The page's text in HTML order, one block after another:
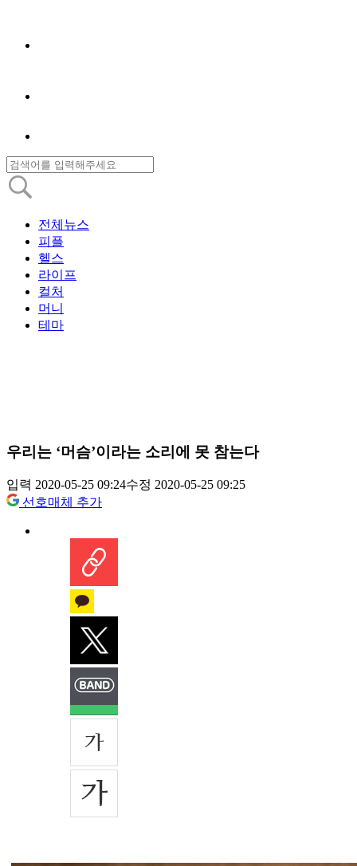
전체뉴스
피플
헬스
라이프
컬처
머니
테마
우리는 ‘머슴’이라는 소리에 못 참는다
입력 2020-05-25 09:24수정 2020-05-25 09:25
선호매체 추가